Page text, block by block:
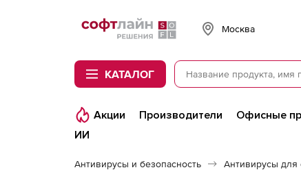
Softline
Москва
КАТАЛОГ
Акции Производители Офисные
ИИ
Антивирусы и безопасность Антивирусы для